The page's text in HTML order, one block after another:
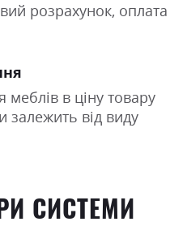
розрахунок, оплата
в ціну товару
залежить від виду
СИСТЕМИ